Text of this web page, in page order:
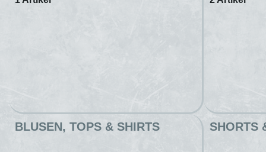
BLUSEN, TOPS & SHIRTS SHORTS